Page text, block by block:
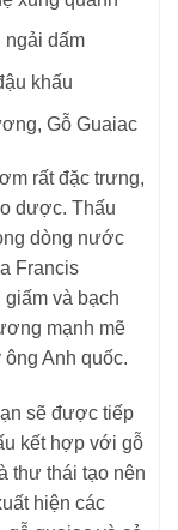
ngải dấm
khấu
Gỗ Guaiac
rất đặc trưng,
dược. Thấu
dòng nước
Francis
và bạch
mạnh mẽ
Anh quốc.
sẽ được tiếp
kết hợp với gỗ
thư thái tạo nên
hiện các